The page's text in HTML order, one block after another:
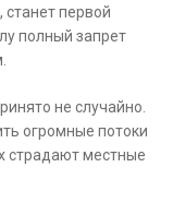
станет первой
полный запрет
не случайно.
огромные потоки
страдают местные